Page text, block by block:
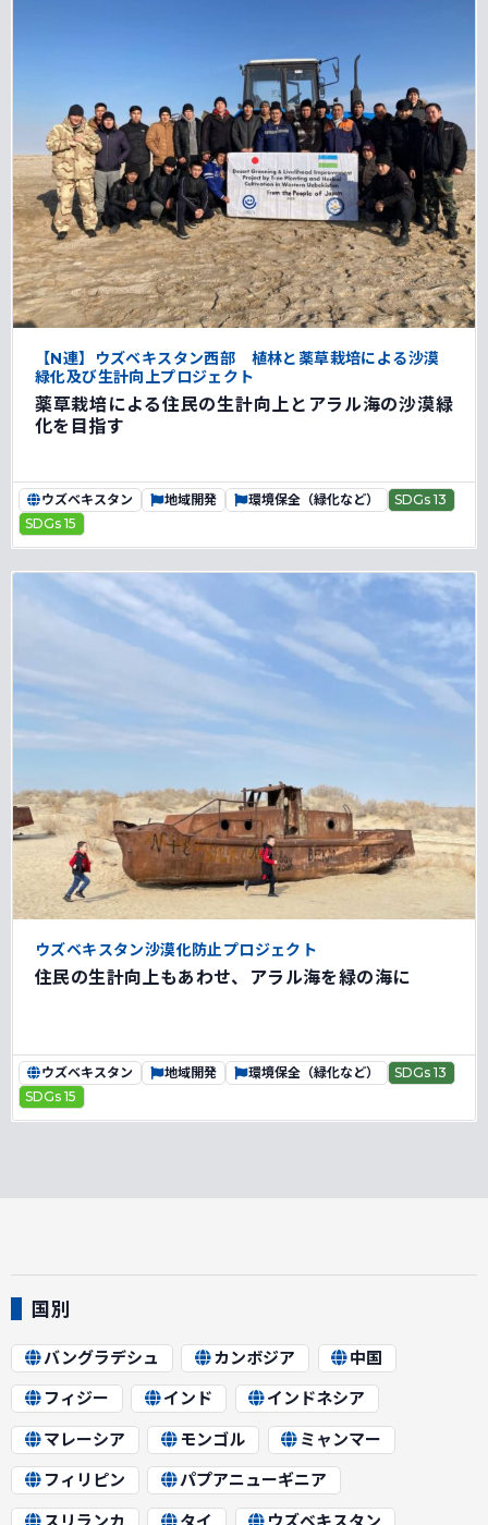
【N連】ウズベキスタン西部 植林と薬草栽培による沙漠
緑化及び生計向上プロジェクト
薬草栽培による住民の生計向上とアラル海の沙漠緑
化を目指す
ウズベキスタン 地域開発 環境保全（緑化など）
SDGs 13
SDGs 15
ウズベキスタン沙漠化防止プロジェクト
住民の生計向上もあわせ、アラル海を緑の海に
ウズベキスタン 地域開発 環境保全（緑化など）
SDGs 13
SDGs 15
国別
バングラデシュ カンボジア
中国
フィジー
インド
インドネシア
マレーシア
モンゴル
ミャンマー
フィリピン
パプアニューギニア
スリランカ
タイ
ウズベキスタン